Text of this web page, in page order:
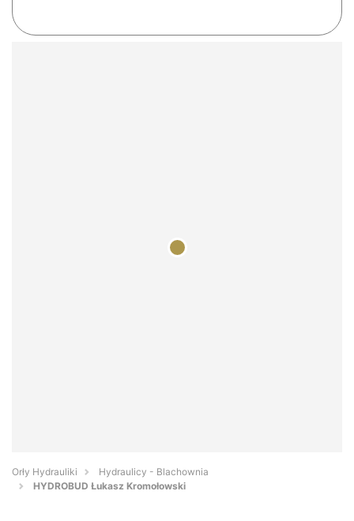
Orły Hydrauliki
Hydraulicy - Blachownia
HYDROBUD Łukasz Kromołowski